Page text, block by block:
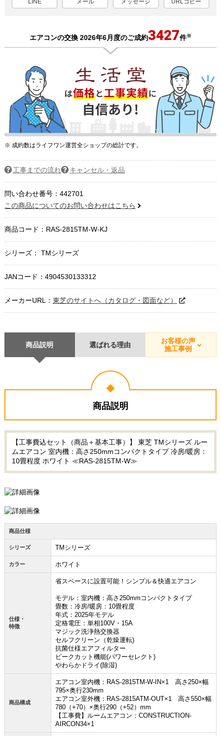
LINE メール メッセージ URLコピー
エアコンの交換 2026年6月度のご成約3427件※
※ 成約数はライフワン運営全ショップの総計です。
工事までの流れ キャンセル・返品
問い合わせ番号：442701
この商品についてのお問い合わせはこちら
商品コード： RAS-2815TM-W-KJ
シリーズ： TMシリーズ
JANコード：4904530133312
メーカーURL： 東芝のサイトへ（カタログ・図面など）
商品説明 選ばれる理由
お客様の声
施工事例
商品説明
【工事費込セット（商品＋基本工事）】 東芝 TMシリーズ ルー
ムエアコン 室内機：高さ250mmコンパクトタイプ 冷房/暖房：
10畳程度 ホワイト ≪RAS-2815TM-W≫
商品仕様
シリーズ TMシリーズ
カラー ホワイト
仕様・
特徴
省スペースに設置可能！シンプル＆快適エアコン
モデル：室内機：高さ250mmコンパクトタイプ
畳数：冷房/暖房：10畳程度
年式：2025年モデル
定格電圧：単相100V・15A
マジック洗浄熱交換器
セルフクリーン（乾燥運転)
抗菌仕様エアフィルター
ピークカット機能(パワーセレクト)
やわらかドライ(除湿)
商品構成
エアコン室内機：RAS-2815TM-W-IN×1 高さ250×幅
795×奥行230mm
エアコン室外機：RAS-2815ATM-OUT×1 高さ550×幅
780（+70）×奥行290（+52）mm
【工事費】ルームエアコン：CONSTRUCTION-
AIRCON34×1